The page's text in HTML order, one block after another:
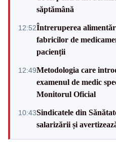
săptămână
12:52Întreruperea
fabricilor de
pacienții
12:49Metodologia care
examenul de medic
Monitorul Oficial
10:43Sindicatele din
salarizării și